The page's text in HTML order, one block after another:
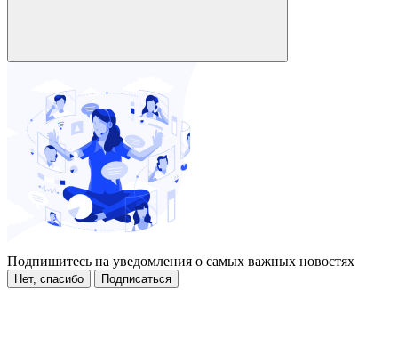
Подпишитесь на уведомления о самых важных новостях
Нет, спасибо Подписаться